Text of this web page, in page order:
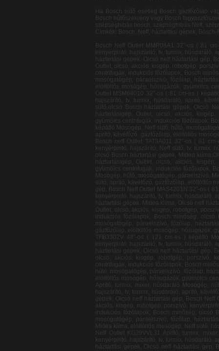
Ha Bosch sütő esetleg Bosch gázfőzőlap
Bosch hűtőszekrény vagy Bosch
szépséghibás bosch, szépséghibás Neff,
Címkék: Bosch, Neff, háztartási gépek,
Bosch Neff Outlet MMR08A1 32"-os ( 81 cm-es ) képátló Mosógép, hűtő, mosógatógép, páraelszívó, főzőlap, háztartásigép, Outlet, olcsó, akciós, kisgép, robotgép, porszívó, kenyérpiritó, hajszárító, tv, turmix, húsdaráló, aprító, kávéfőző, gázfőzőlap, elöltöltős mosógép, hősugázók, gyümölcs centrifugák, indukciós főzőlapok, Bosch minőség, olcsó Bosch háztartási gépek, Olcsó neff háztartási gép, Bosch neff Outlet PHD2511 32"-os ( 81 cm-es ) képátló Mosógép, hűtő, mosógatógép, páraelszívó, főzőlap, Neff sütő, háztartásigép, Outlet, olcsó, akciós, kisgép, robotgép, porszívó, Midea klíma, kenyérpiritó, hajszárító, tv, turmix, húsdaráló, aprító, kávéfőző, gázfőzőlap, elöltöltős mosógép, hősugázók, gyümölcs centrifugák, indukciós főzőlapok, Bosch minőség, olcsó Bosch háztartási gépek, Olcsó neff háztartási gép, Bosch neff Outlet TDA2630 32"-os ( 81 cm-es ) képátló Mosógép, hűtő, mosógatógép, páraelszívó, főzőlap, háztartásigép, Outlet, olcsó, akciós, kisgép, robotgép, porszívó, kenyérpiritó, hajszárító, tv, turmix, húsdaráló, aprító, kávéfőző, gázfőzőlap, elöltöltős mosógép, hősugázók, gyümölcs centrifugák, Midea klíma, indukciós főzőlapok, Bosch minőség, olcsó Bosch háztartási gépek, Olcsó neff háztartási gép, Bosch Neff Outlet MSM64010 32"-os ( 81 cm-es ) képátló Mosógép, hűtő, mosógatógép, páraelszívó, főzőlap, háztartásigép, Outlet, olcsó, akciós, kisgép, robotgép, porszívó, kenyérpiritó, hajszárító, tv, turmix, húsdaráló, aprító, kávéfőző, gázfőzőlap, elöltöltős mosógép, hősugázók, Midea klíma, gyümölcs centrifugák, indukciós főzőlapok, Bosch minőség, Neff sütő,olcsó Bosch háztartási gépek, Olcsó Neff háztartási gép, Bosch Neff Outlet BSD3030 32"-os ( 81 cm-es ) képátló Mosógép, hűtő, mosógatógép, páraelszívó, főzőlap, háztartásigép, Outlet, olcsó, akciós, kisgép, robotgép, porszívó, kenyérpiritó, hajszárító, tv, turmix, húsdaráló, aprító, kávéfőző, gázfőzőlap, elöltöltős mosógép, hősugázók, gyümölcs centrifugák, indukciós főzőlapok, Bosch minőség, Midea klíma, olcsó Bosch háztartási gépek, Olcsó Neff háztartási gép, Bosch Neff Outlet BGL32510 32"-os ( 81 cm-es ) képátló Mosógép, Neff sütő, hűtő, mosógatógép, páraelszívó, főzőlap, háztartásigép, Outlet, olcsó, akciós, kisgép, robotgép, porszívó, kenyérpiritó, hajszárító, tv, turmix, húsdaráló, aprító, kávéfőző, gázfőzőlap, elöltöltős mosógép, hősugázók, gyümölcs centrifugák, indukciós főzőlapok, Bosch minőség, olcsó Bosch háztartási gépek, Olcsó Neff háztartási gép, Bosch neff Outlet TAT3A011 32"-os (